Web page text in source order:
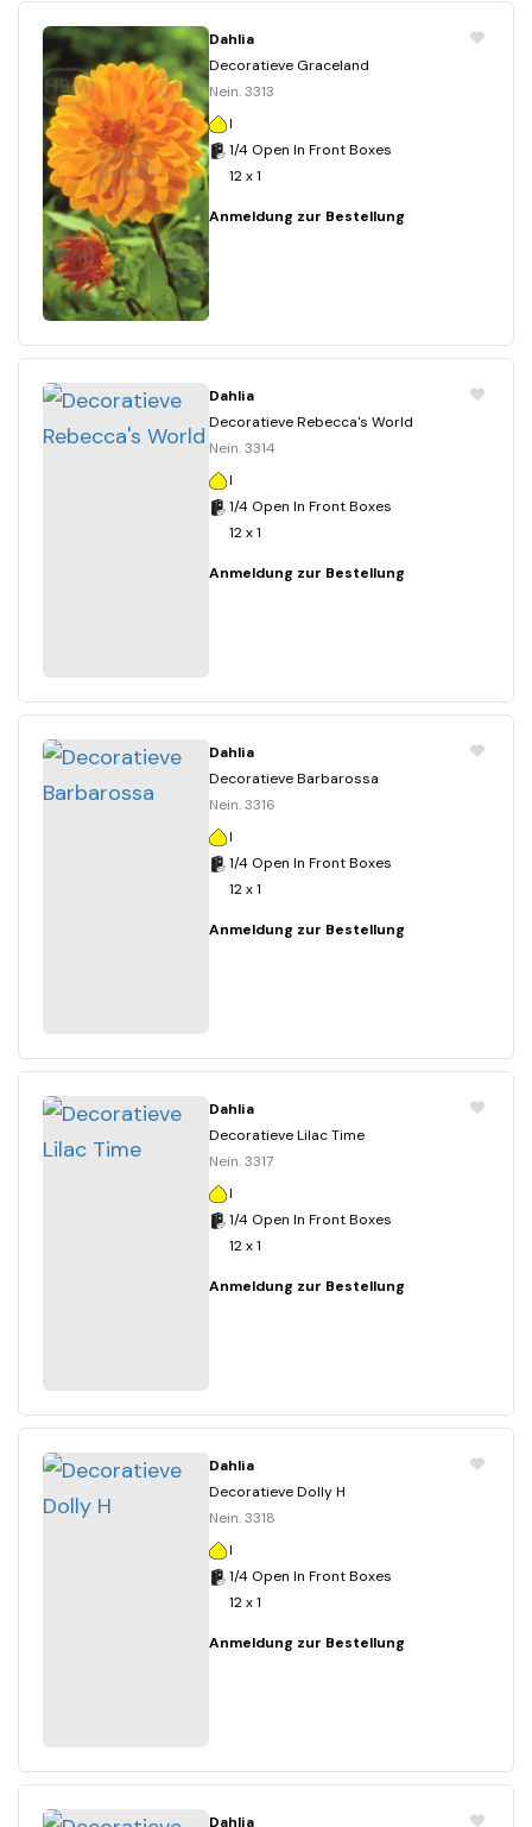
Dahlia
Decoratieve Graceland
Nein. 3313
I
1/4 Open In Front Boxes
12 x 1
Anmeldung zur Bestellung
Dahlia
Decoratieve Rebecca's World
Nein. 3314
I
1/4 Open In Front Boxes
12 x 1
Anmeldung zur Bestellung
Dahlia
Decoratieve Barbarossa
Nein. 3316
I
1/4 Open In Front Boxes
12 x 1
Anmeldung zur Bestellung
Dahlia
Decoratieve Lilac Time
Nein. 3317
I
1/4 Open In Front Boxes
12 x 1
Anmeldung zur Bestellung
Dahlia
Decoratieve Dolly H
Nein. 3318
I
1/4 Open In Front Boxes
12 x 1
Anmeldung zur Bestellung
Dahlia